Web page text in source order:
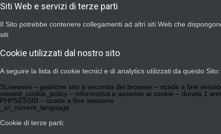
Siti Web e servizi di terze parti
Il Sito potrebbe contenere collegamenti ad altri siti Web che
siti
Cookie utilizzati dal nostro sito
A seguire la lista di cookie tecnici e di analytics utilizzati da questo Sito:
SLnewses – gestione sito a seconda del browser – scade a fine
viewed_cookie_policy – informativa e assenso ai cookie – durata 1
PHPSESSID – scade a fine sessione
_icl_current_language
Cookie di terze parti: